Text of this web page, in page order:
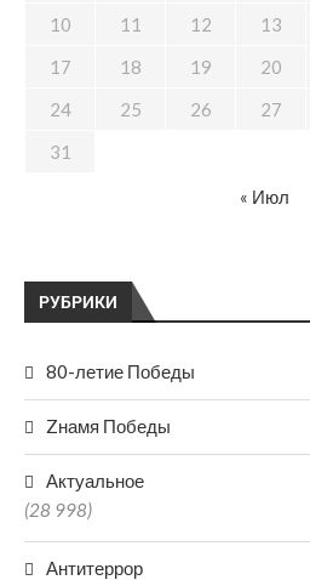
РУБРИКИ
80-летие Победы
Zнамя Победы
Актуальное
(28 998)
Антитеррор
10
11 12 13
17
18 19 20
24
25 26 27
31
« Июл